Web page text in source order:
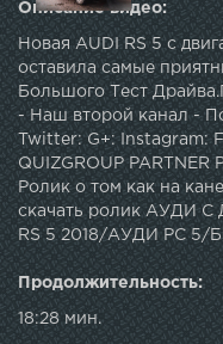
Описание видео:
Новая AUDI RS 5 с
оставила самые
Большого Тест
- Наш второй канал -
Twitter: G+: Instagram:
QUIZGROUP PARTNER
Ролик о том как на
скачать ролик АУДИ
RS 5 2018/АУДИ РС
Продолжительность:
18:28 мин.